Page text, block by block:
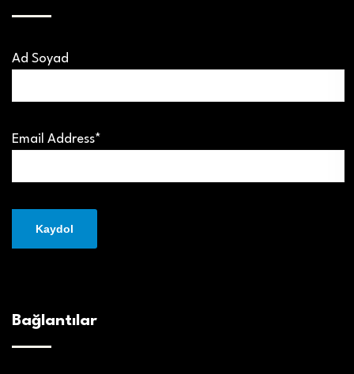
Ad Soyad
Email Address*
Bağlantılar